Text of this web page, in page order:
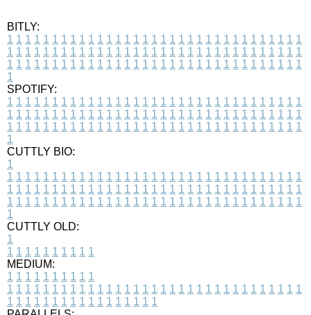
BITLY:
1 1 1 1 1 1 1 1 1 1 1 1 1 1 1 1 1 1 1 1 1 1 1 1 1 1 1 1 1 1 1 1 1
1 1 1 1 1 1 1 1 1 1 1 1 1 1 1 1 1 1 1 1 1 1 1 1 1 1 1 1 1 1 1 1 1
1 1 1 1 1 1 1 1 1 1 1 1 1 1 1 1 1 1 1 1 1 1 1 1 1 1 1 1 1 1 1 1 1
1
SPOTIFY:
1 1 1 1 1 1 1 1 1 1 1 1 1 1 1 1 1 1 1 1 1 1 1 1 1 1 1 1 1 1 1 1 1
1 1 1 1 1 1 1 1 1 1 1 1 1 1 1 1 1 1 1 1 1 1 1 1 1 1 1 1 1 1 1 1 1
1 1 1 1 1 1 1 1 1 1 1 1 1 1 1 1 1 1 1 1 1 1 1 1 1 1 1 1 1 1 1 1 1
1
CUTTLY BIO:
1
1 1 1 1 1 1 1 1 1 1 1 1 1 1 1 1 1 1 1 1 1 1 1 1 1 1 1 1 1 1 1 1 1
1 1 1 1 1 1 1 1 1 1 1 1 1 1 1 1 1 1 1 1 1 1 1 1 1 1 1 1 1 1 1 1 1
1 1 1 1 1 1 1 1 1 1 1 1 1 1 1 1 1 1 1 1 1 1 1 1 1 1 1 1 1 1 1 1 1
1
CUTTLY OLD:
1
1 1 1 1 1 1 1 1 1 1
MEDIUM:
1 1 1 1 1 1 1 1 1 1
1 1 1 1 1 1 1 1 1 1 1 1 1 1 1 1 1 1 1 1 1 1 1 1 1 1 1 1 1 1 1 1 1
1 1 1 1 1 1 1 1 1 1 1 1 1 1 1 1 1